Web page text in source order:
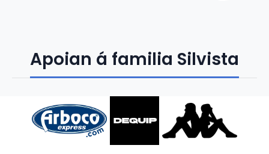
Apoian á familia Silvista